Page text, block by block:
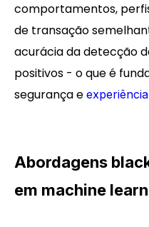
comportamentos,
de transação
acurácia da detecção
positivos - o que é
segurança e
Abordagens
em machine